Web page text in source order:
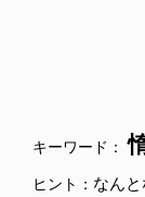
キーワード：
ヒント： なん